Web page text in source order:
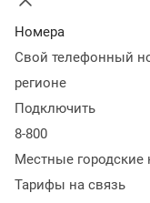
Номера
Свой телефонный
регионе
Подключить
8-800
Местные городские
Тарифы на связь
воспользоваться
компаний из 19
Горно-Алтайск,
Нарьян-Мар,
Нальчик, Майкоп,